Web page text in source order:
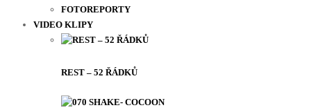
FOTOREPORTY
VIDEO KLIPY
REST – 52 ŘÁDKŮ